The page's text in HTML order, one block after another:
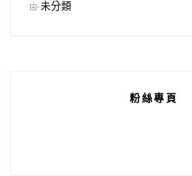
未分類
粉絲專頁